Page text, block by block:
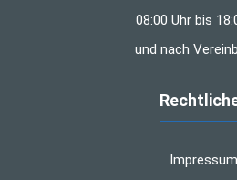
08:00 Uhr bis
und nach
Impressum